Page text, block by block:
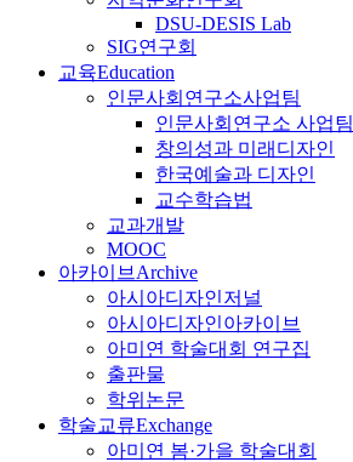
DSU-DESIS Lab
SIG연구회
교육Education
인문사회연구소사업팀
인문사회연구소 사업팀
창의성과 미래디자인
한국예술과 디자인
교수학습법
교과개발
MOOC
아카이브 Archive
아시아디자인저널
아시아디자인아카이브
아미연 학술대회 연구집
출판물
학위논문
학술교류Exchange
아미연 봄·가을 학술대회